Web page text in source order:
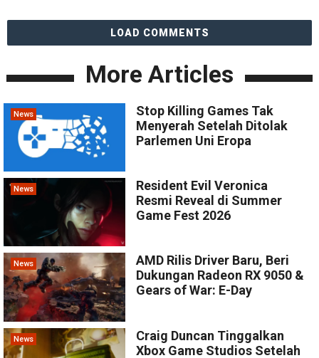
LOAD COMMENTS
More Articles
News
Stop Killing Games Tak
Menyerah Setelah Ditolak
Parlemen Uni Eropa
News
Resident Evil Veronica
Resmi Reveal di Summer
Game Fest 2026
News
AMD Rilis Driver Baru, Beri
Dukungan Radeon RX 9050 &
Gears of War: E-Day
News
Craig Duncan Tinggalkan
Xbox Game Studios Setelah